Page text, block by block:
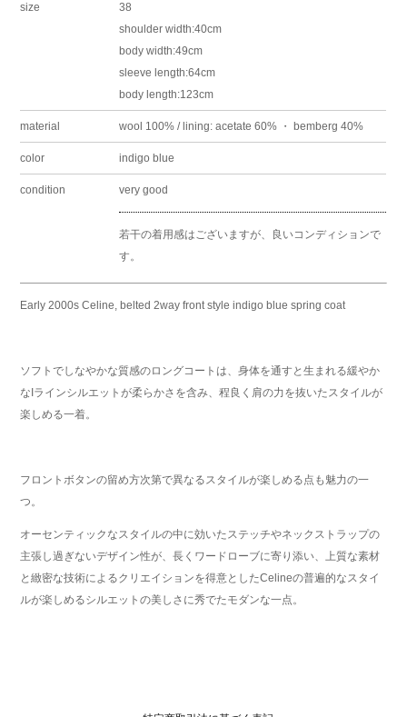
size
38
shoulder width:40cm
body width:49cm
sleeve length:64cm
body length:123cm
material wool 100% / lining: acetate 60% ・ bemberg 40%
color indigo blue
condition very good
若干の着用感はございますが、良いコンディションで
す。
Early 2000s Celine, belted 2way front style indigo blue spring coat
ソフトでしなやかな質感のロングコートは、身体を通すと生まれる緩やか
なIラインシルエットが柔らかさを含み、程良く肩の力を抜いたスタイルが
楽しめる一着。
フロントボタンの留め方次第で異なるスタイルが楽しめる点も魅力の一
つ。
オーセンティックなスタイルの中に効いたステッチやネックストラップの
主張し過ぎないデザイン性が、長くワードローブに寄り添い、上質な素材
と緻密な技術によるクリエイションを得意としたCelineの普遍的なスタイ
ルが楽しめるシルエットの美しさに秀でたモダンな一点。